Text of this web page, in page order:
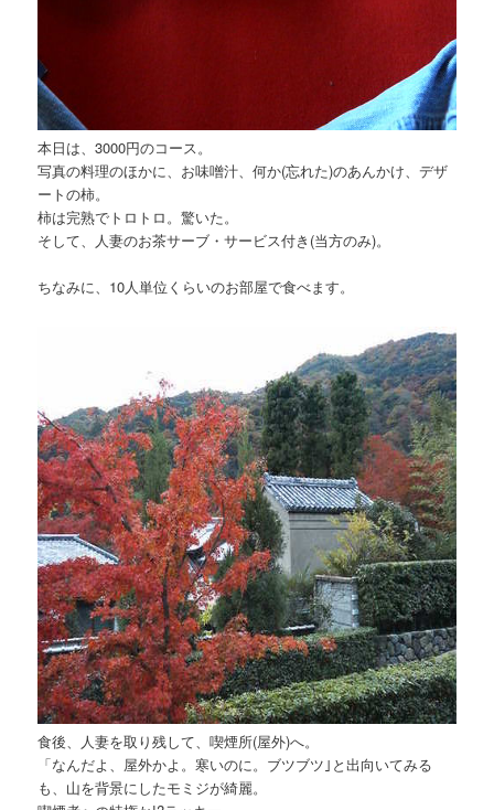
本日は、3000円のコース。
写真の料理のほかに、お味噌汁、何か(忘れた)のあんかけ、デザ
ートの柿。
柿は完熟でトロトロ。驚いた。
そして、人妻のお茶サーブ・サービス付き(当方のみ)。
ちなみに、10人単位くらいのお部屋で食べます。
食後、人妻を取り残して、喫煙所(屋外)へ。
「なんだよ、屋外かよ。寒いのに。ブツブツ｣と出向いてみる
も、山を背景にしたモミジが綺麗。